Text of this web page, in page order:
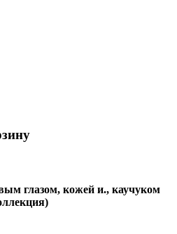
глазом, кожей и., каучуком